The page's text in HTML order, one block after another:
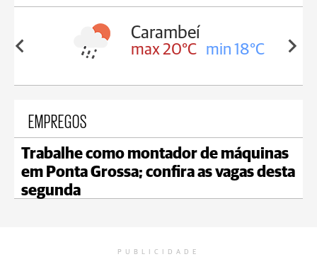
18°C
Carambeí
max 20°C min 18°C
EMPREGOS
Trabalhe como montador de máquinas
em Ponta Grossa; confira as vagas desta
segunda
PUBLICIDADE